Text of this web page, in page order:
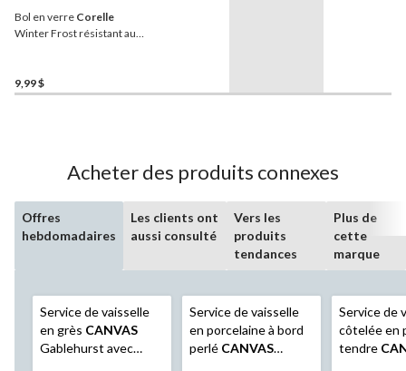
Bol en verre Corelle
Winter Frost résistant aux
9,99 $
Acheter des produits connexes
Offres
hebdomadaires
Les clients ont
aussi consulté
Vers les
produits
tendances
Plus de
cette
marque
Service de vaisselle
en grès CANVAS
Gablehurst avec
Service de vaisselle
en porcelaine à bord
perlé CANVAS
Service de
côtelée en
tendre